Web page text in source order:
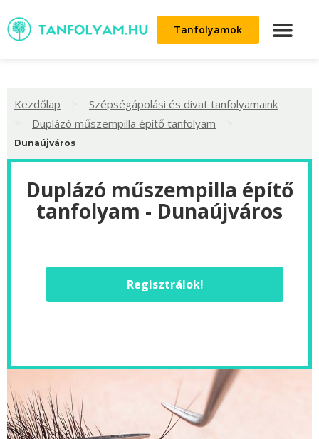
Tanfolyamok
Kezdőlap Szépségápolási és divat tanfolyamaink
Duplázó műszempilla építő tanfolyam
Dunaújváros
Duplázó műszempilla építő
tanfolyam - Dunaújváros
Regisztrálok!